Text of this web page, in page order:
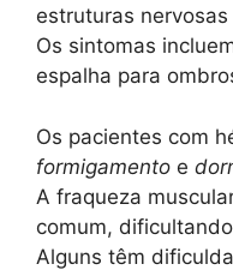
estruturas
Os sintomas
espalha para
Os pacientes com
formigamento e
A fraqueza
comum,
Alguns têm